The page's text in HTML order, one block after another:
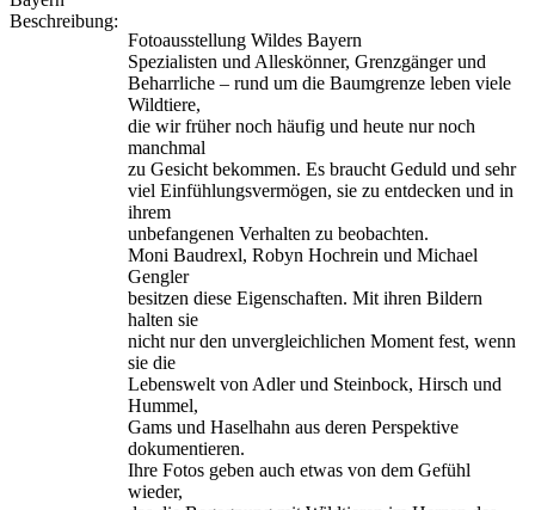
Beschreibung:
Fotoausstellung Wildes Bayern
Spezialisten und Alleskönner, Grenzgänger und
Beharrliche – rund um die Baumgrenze leben viele
Wildtiere,
die wir früher noch häufig und heute nur noch
manchmal
zu Gesicht bekommen. Es braucht Geduld und sehr
viel Einfühlungsvermögen, sie zu entdecken und in
ihrem
unbefangenen Verhalten zu beobachten.
Moni Baudrexl, Robyn Hochrein und Michael
Gengler
besitzen diese Eigenschaften. Mit ihren Bildern
halten sie
nicht nur den unvergleichlichen Moment fest, wenn
sie die
Lebenswelt von Adler und Steinbock, Hirsch und
Hummel,
Gams und Haselhahn aus deren Perspektive
dokumentieren.
Ihre Fotos geben auch etwas von dem Gefühl
wieder,